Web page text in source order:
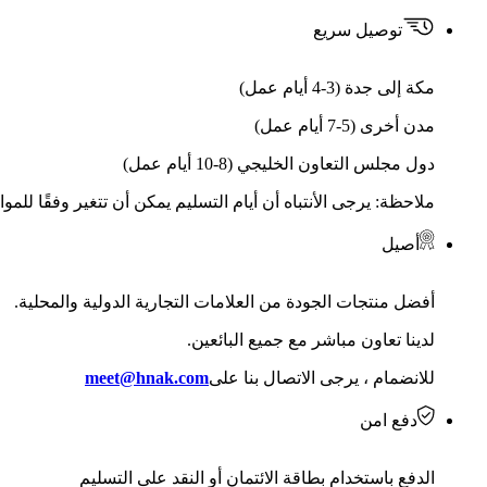
توصيل سريع
مكة إلى جدة (3-4 أيام عمل)
مدن أخرى (5-7 أيام عمل)
دول مجلس التعاون الخليجي (8-10 أيام عمل)
ملاحظة: يرجى الأنتباه أن أيام التسليم يمكن أن تتغير وفقًا
أصيل
أفضل منتجات الجودة من العلامات التجارية الدولية والمحلية.
لدينا تعاون مباشر مع جميع البائعين.
للانضمام ، يرجى الاتصال بنا علىmeet@hnak.com
دفع امن
الدفع باستخدام بطاقة الائتمان أو النقد على التسليم